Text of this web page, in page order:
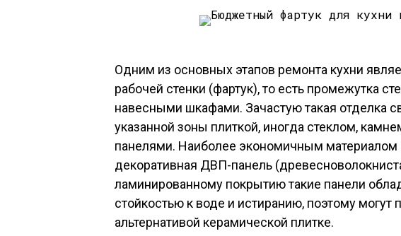
Одним из основных этапов ремонта кухни
рабочей стенки (фартук), то есть промежутка
навесными шкафами. Зачастую такая отделка
указанной зоны плиткой, иногда стеклом,
панелями. Наиболее экономичным материалом
декоративная ДВП-панель
ламинированному покрытию такие панели
стойкостью к воде и истиранию, поэтому могут
альтернативой керамической плитке.